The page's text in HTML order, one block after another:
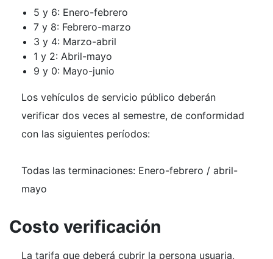
5 y 6: Enero-febrero
7 y 8: Febrero-marzo
3 y 4: Marzo-abril
1 y 2: Abril-mayo
9 y 0: Mayo-junio
Los vehículos de servicio público deberán
verificar dos veces al semestre, de conformidad
con las siguientes períodos:
Todas las terminaciones: Enero-febrero / abril-
mayo
Costo verificación
La tarifa que deberá cubrir la persona usuaria,